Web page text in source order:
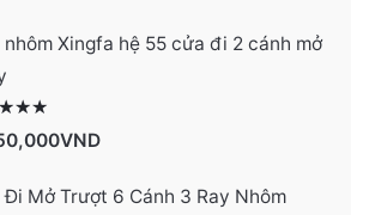
nhôm Xingfa hệ 55 cửa đi 2 cánh mở
VND
Đi Mở Trượt 6 Cánh 3 Ray Nhôm